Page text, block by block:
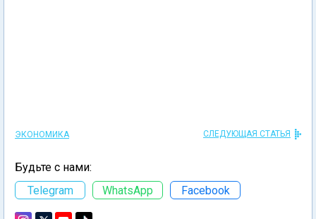
ЭКОНОМИКА СЛЕДУЮЩАЯ СТАТЬЯ
Будьте с нами:
Telegram
WhatsApp Facebook